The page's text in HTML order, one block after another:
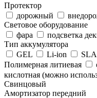
Протектор
дорожный
Световое оборудование
фара
подсветка
Тип аккумулятора
GEL
Li-ion
Полимерная литиевая
кислотная (можно
Свинцовый
Амортизатор передний